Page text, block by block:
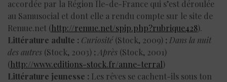
accordée par la Région Île-de-France qui s’est déroulée
au Samusocial et dont elle a rendu compte sur le site de
Remue.net (http://remue.net/spip.php?rubrique428).
Littérature adulte : Curiosité(Stock, 2009) ; Dans la nuit
des autres (Stock, 2003) ; Après (Stock, 2001)
(http://www.editions-stock.fr/anne-terral)
Littérature jeunesse : Les rêves se cachent-ils sous ton